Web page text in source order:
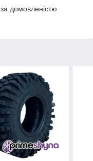
домовленістю